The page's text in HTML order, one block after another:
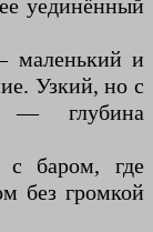
уединённый
и
Узкий, но с
— глубина
баром, где
без громкой